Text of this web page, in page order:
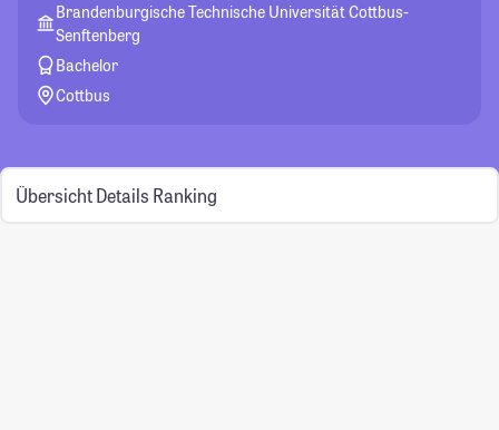
Brandenburgische Technische Universität Cottbus-
Senftenberg
Bachelor
Cottbus
Übersicht Details Ranking